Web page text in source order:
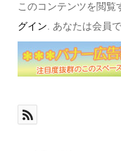
このコンテンツを閲覧
グイン. あなたは会員